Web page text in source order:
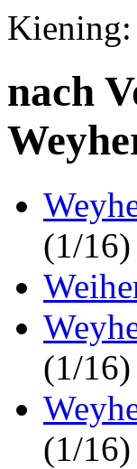
Kiening:
nach
(1/16)
(1/16)
(1/16)